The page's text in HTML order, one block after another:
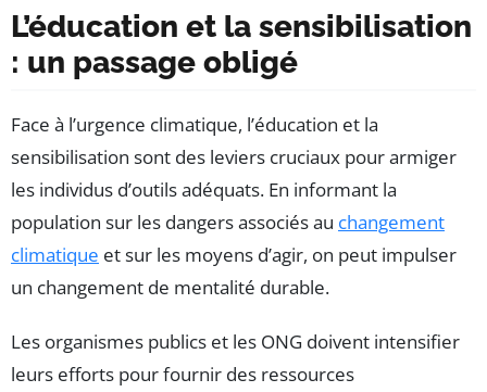
L’éducation et la sensibilisation
: un passage obligé
Face à l’urgence climatique, l’éducation et la
sensibilisation sont des leviers cruciaux pour armiger
les individus d’outils adéquats. En informant la
population sur les dangers associés au changement
climatique et sur les moyens d’agir, on peut impulser
un changement de mentalité durable.
Les organismes publics et les ONG doivent intensifier
leurs efforts pour fournir des ressources